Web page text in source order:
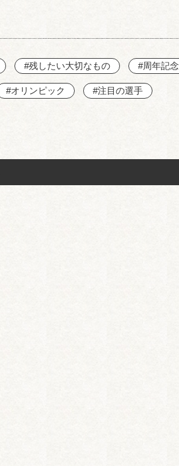
#残したい大切なもの #周年記念
#オリンピック #注目の選手